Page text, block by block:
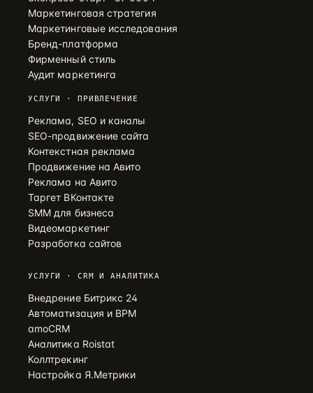
Маркетинговая стратегия
Маркетинговые исследования
Бренд-платформа
Фирменный стиль
Аудит маркетинга
УСЛУГИ · ПРИВЛЕЧЕНИЕ
Реклама, SEO и каналы
SEO-продвижение сайта
Контекстная реклама
Продвижение на Авито
Реклама на Авито
Таргет ВКонтакте
SMM для бизнеса
Видеомаркетинг
Разработка сайтов
УСЛУГИ · CRM И АНАЛИТИКА
Внедрение Битрикс 24
Автоматизация и BPM
amoCRM
Аналитика Roistat
Коллтрекинг
Настройка Я.Метрики